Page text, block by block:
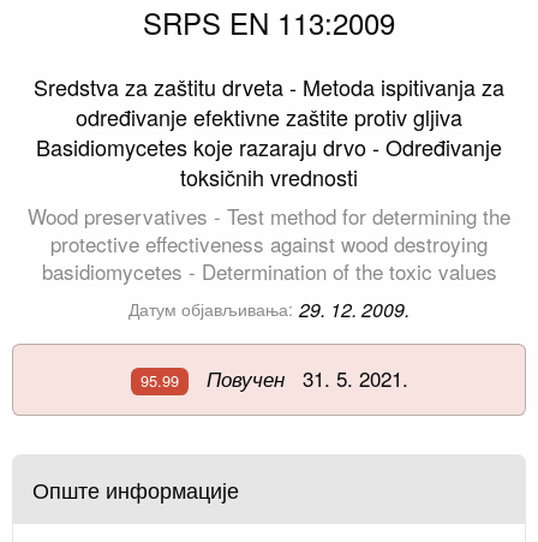
SRPS EN 113:2009
Sredstva za zaštitu drveta - Metoda ispitivanja za
određivanje efektivne zaštite protiv gljiva
Basidiomycetes koje razaraju drvo - Određivanje
toksičnih vrednosti
Wood preservatives - Test method for determining the
protective effectiveness against wood destroying
basidiomycetes - Determination of the toxic values
Датум објављивања: 29. 12. 2009.
95.99 Повучен31. 5. 2021.
Опште информације